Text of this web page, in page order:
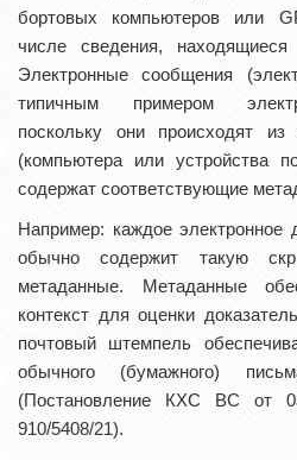
бортовых компьютеров или
числе сведения,
Электронные сообщения
типичным примером
поскольку они происходят из
(компьютера или устройства
содержат соответствующие
Например: каждое электронное
обычно содержит такую
метаданные. Метаданные
контекст для оценки
почтовый штемпель
обычного (бумажного)
(Постановление КХС ВС от
910/5408/21).